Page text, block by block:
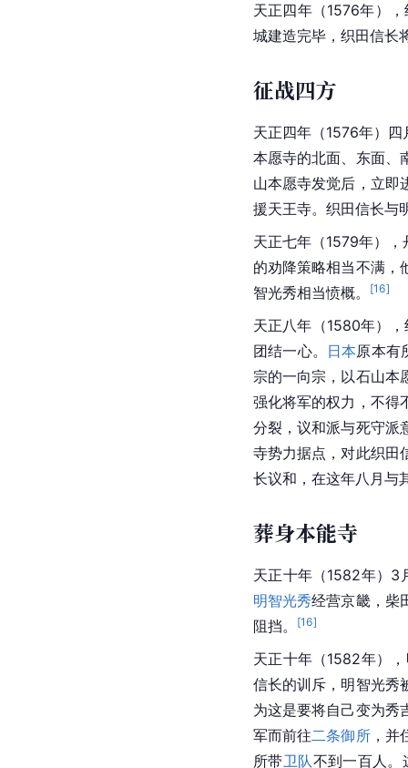
天正四年（1576年）
城建造完毕，织田信长
征战四方
天正四年（1576年）
本愿寺的北面、东面、
山本愿寺发觉后，立即
援天王寺。织田信长与
天正七年（1579年），
的劝降策略相当不满，
智光秀相当愤概。
[16]
天正八年（1580年）
团结一心。
日本原本有
宗的一向宗，以石山本
强化将军的权力，不得
分裂，议和派与死守派
寺势力据点，对此织田
长议和，在这年八月与
葬身本能寺
天正十年（1582年）3
明智光秀经营京畿， 柴
阻挡。
[16]
天正十年（1582年）
信长的训斥，明智光秀
为这是要将自己变为秀
军而前往二条御所，并
所带卫队不到一百人。